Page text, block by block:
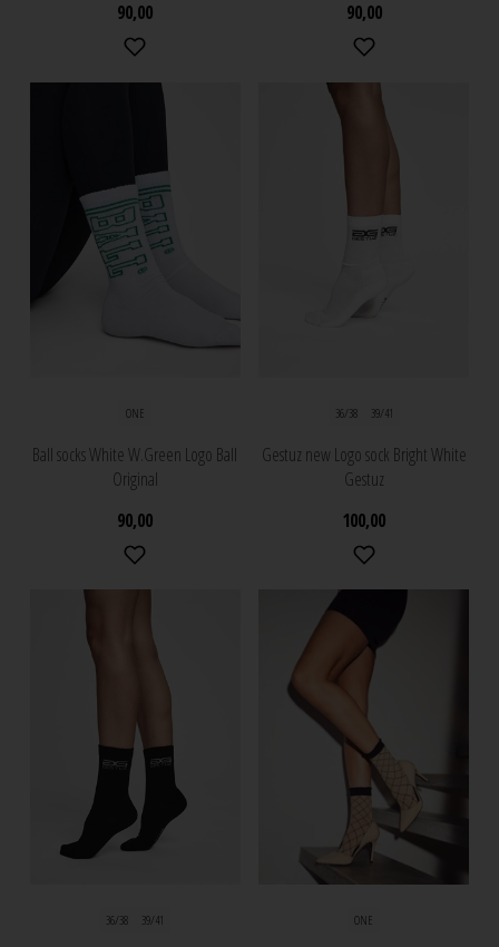
90,00
90,00
ONE
Ball socks White W.Green Logo Ball
Original
90,00
36/38 39/41
Gestuz new Logo sock Bright White
Gestuz
100,00
36/38 39/41 ONE